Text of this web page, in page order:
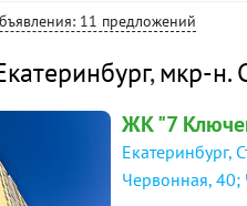
11 предложений
,мкр-н.
ЖК "7
Екатеринбург,
Червонная, 40;